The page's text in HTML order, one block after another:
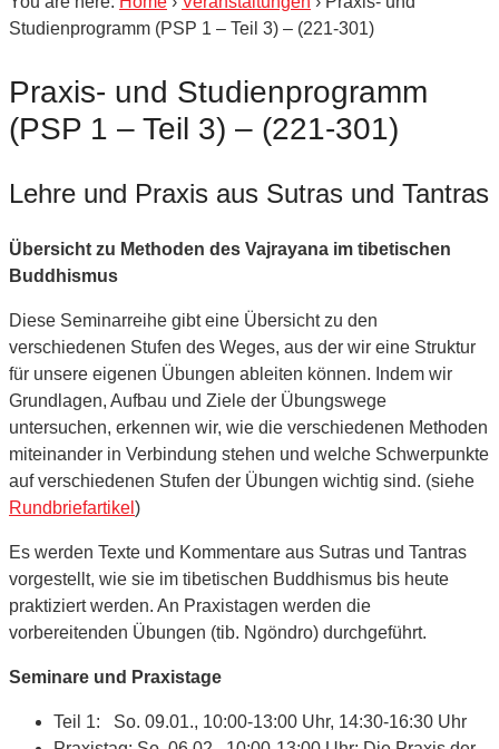
Studienprogramm (PSP 1 – Teil 3) – (221-301)
Praxis- und Studienprogramm
(PSP 1 – Teil 3) – (221-301)
Lehre und Praxis aus Sutras und Tantras
Übersicht zu Methoden des Vajrayana im tibetischen
Buddhismus
Diese Seminarreihe gibt eine Übersicht zu den
verschiedenen Stufen des Weges, aus der wir eine Struktur
für unsere eigenen Übungen ableiten können. Indem wir
Grundlagen, Aufbau und Ziele der Übungswege
untersuchen, erkennen wir, wie die verschiedenen Methoden
miteinander in Verbindung stehen und welche Schwerpunkte
auf verschiedenen Stufen der Übungen wichtig sind. (siehe
Rundbriefartikel )
Es werden Texte und Kommentare aus Sutras und Tantras
vorgestellt, wie sie im tibetischen Buddhismus bis heute
praktiziert werden. An Praxistagen werden die
vorbereitenden Übungen (tib. Ngöndro) durchgeführt.
Seminare und Praxistage
Teil 1: So. 09.01., 10:00-13:00 Uhr, 14:30-16:30 Uhr